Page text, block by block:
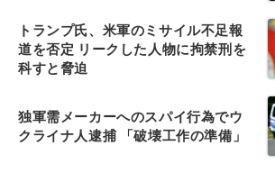
トランプ氏、米軍のミサイル不足報
道を否定 リークした人物に拘禁刑を
科すと脅迫
独軍需メーカーへのスパイ行為でウ
クライナ人逮捕 「破壊工作の準備」